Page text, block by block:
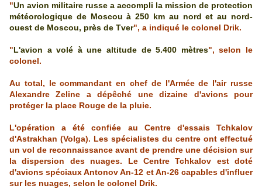
"Un avion militaire russe a accompli la mission de protection
météorologique de Moscou à 250 km au nord et au nord-
ouest de Moscou, près de Tver", a indiqué le colonel Drik.
"L'avion a volé à une altitude de 5.400 mètres", selon le
colonel.
Au total, le commandant en chef de l'Armée de l'air russe
Alexandre Zeline a dépêché une dizaine d'avions pour
protéger la place Rouge de la pluie.
L'opération a été confiée au Centre d'essais Tchkalov
d'Astrakhan (Volga). Les spécialistes du centre ont effectué
un vol de reconnaissance avant de prendre une décision sur
la dispersion des nuages. Le Centre Tchkalov est doté
d'avions spéciaux Antonov An-12 et An-26 capables d'influer
sur les nuages, selon le colonel Drik.